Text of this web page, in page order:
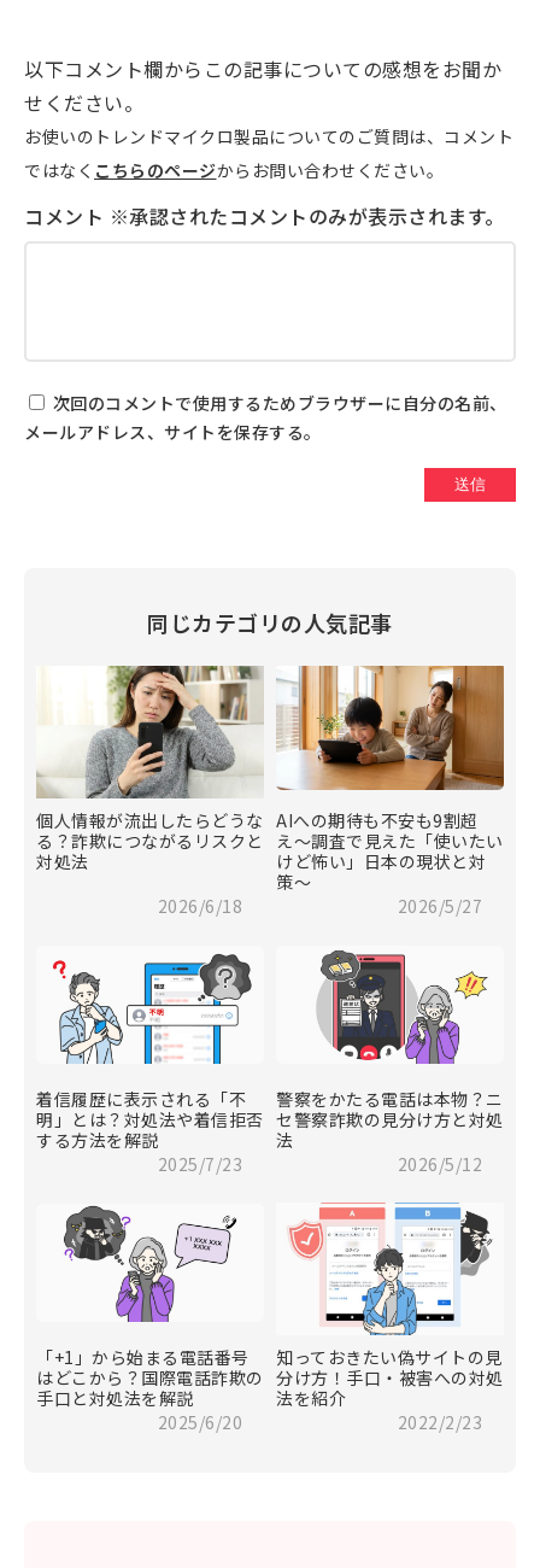
以下コメント欄からこの記事についての感想をお聞か
せください。
お使いのトレンドマイクロ製品についてのご質問は、コメント
ではなく こちらのページからお問い合わせください。
次回のコメントで使用するためブラウザーに自分の名前、
メールアドレス、サイトを保存する。
同じカテゴリの人気記事
個人情報が流出したらどうな
る？詐欺につながるリスクと
対処法
2026/6/18
AIへの期待も不安も9割超
え〜調査で見えた「使いたい
けど怖い」日本の現状と対
策〜
2026/5/27
着信履歴に表示される「不
明」とは？対処法や着信拒否
する方法を解説
2025/7/23
警察をかたる電話は本物？ニ
セ警察詐欺の見分け方と対処
法
2026/5/12
「+1」から始まる電話番号
はどこから？国際電話詐欺の
手口と対処法を解説
2025/6/20
知っておきたい偽サイトの見
分け方！手口・被害への対処
法を紹介
2022/2/23